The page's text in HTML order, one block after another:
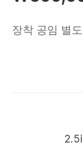
장착 공임 별